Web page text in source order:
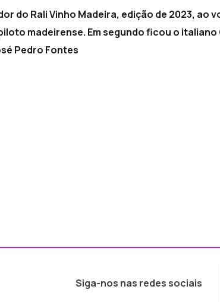
do Rali Vinho Madeira, edição de 2023, ao
madeirense. Em segundo ficou o
Pedro Fontes
Siga-nos nas redes sociais